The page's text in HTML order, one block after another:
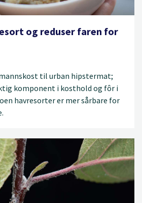
og reduser faren for
til urban hipstermat;
komponent i kosthold og fôr i
havresorter er mer sårbare for